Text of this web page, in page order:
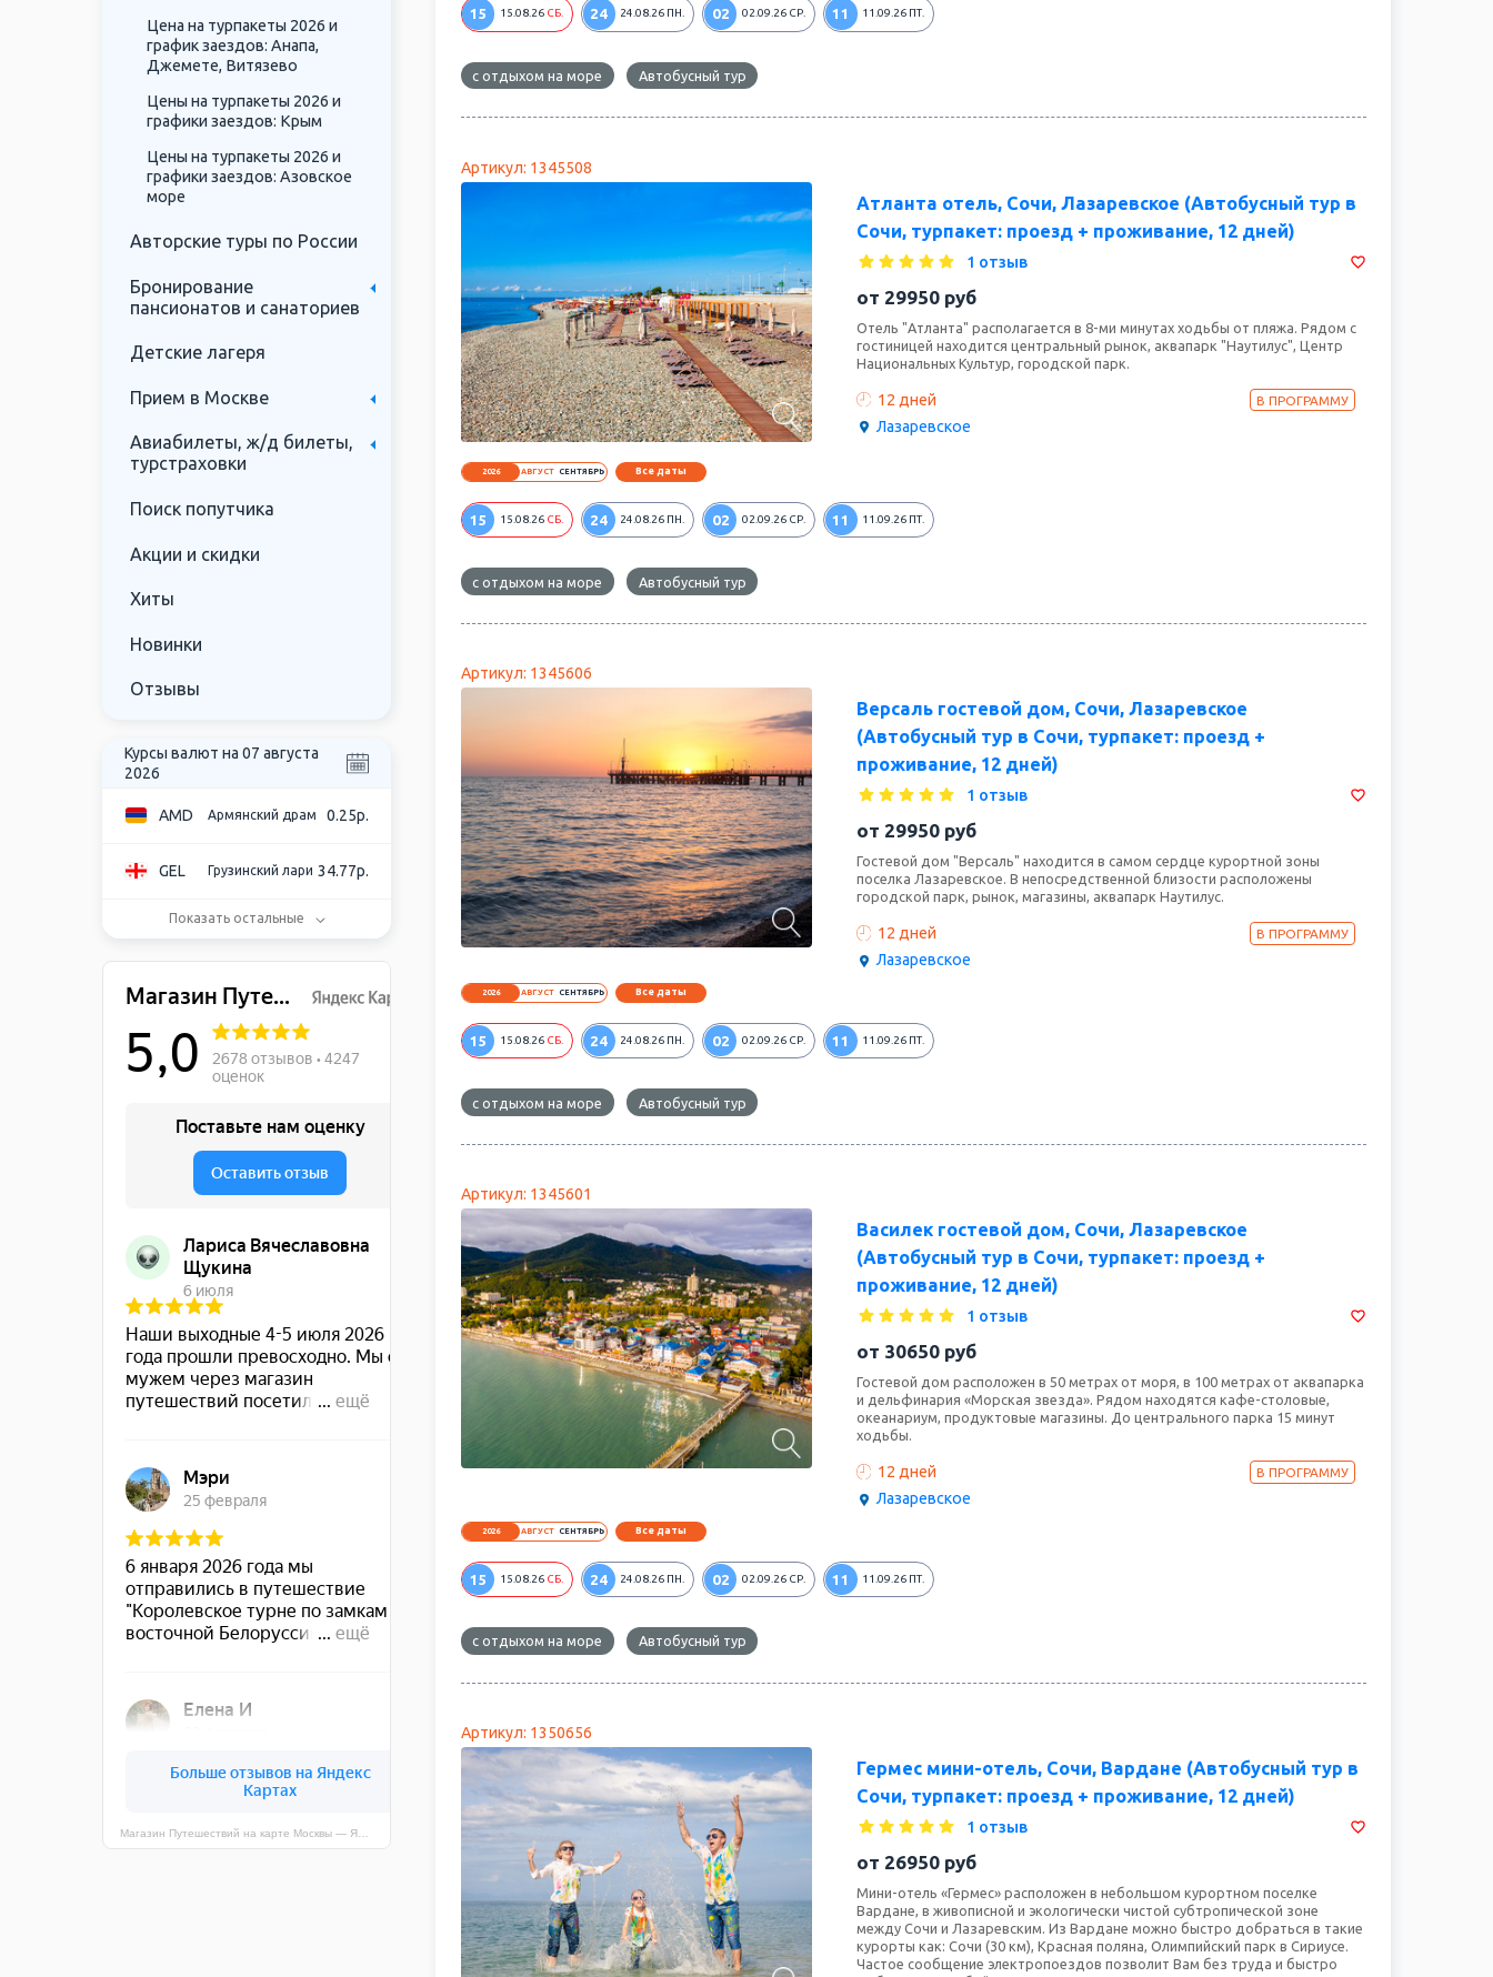
Цена на турпакеты 2026 и
график заездов: Анапа,
Джемете, Витязево
Цены на турпакеты 2026 и
графики заездов: Крым
Цены на турпакеты 2026 и
графики заездов: Азовское
море
Авторские туры по России
Бронирование
пансионатов и санаториев
Детские лагеря
Прием в Москве
Авиабилеты, ж/д билеты,
турстраховки
Поиск попутчика
Акции и скидки
Хиты
Новинки
Отзывы
Курсы валют на 07 августа
2026
AMD Армянский драм 0.25р.
GEL Грузинский лари 34.77р.
USD Доллар США 85.48р.
INR Индийская рупия
Показать остальные
15 15.08.26 СБ. 24 24.08.26 ПН. 02 02.09.26 СР. 11 11.09.26 ПТ.
с отдыхом на море Автобусный тур
Артикул: 1345508
Атланта отель, Сочи, Лазаревское (Автобусный тур в
Сочи, турпакет: проезд + проживание, 12 дней)
1 отзыв
от 29950 руб
Отель "Атланта" располагается в 8-ми минутах ходьбы от пляжа. Рядом с
гостиницей находится центральный рынок, аквапарк "Наутилус", Центр
Национальных Культур, городской парк.
12 дней В ПРОГРАММУ
Лазаревское
2026 АВГУСТ СЕНТЯБРЬ Все даты
15 15.08.26 СБ. 24 24.08.26 ПН. 02 02.09.26 СР. 11 11.09.26 ПТ.
с отдыхом на море Автобусный тур
Артикул: 1345606
Версаль гостевой дом, Сочи, Лазаревское
(Автобусный тур в Сочи, турпакет: проезд +
проживание, 12 дней)
1 отзыв
от 29950 руб
Гостевой дом "Версаль" находится в самом сердце курортной зоны
поселка Лазаревское. В непосредственной близости расположены
городской парк, рынок, магазины, аквапарк Наутилус.
12 дней В ПРОГРАММУ
Лазаревское
2026 АВГУСТ СЕНТЯБРЬ Все даты
15 15.08.26 СБ. 24 24.08.26 ПН. 02 02.09.26 СР. 11 11.09.26 ПТ.
с отдыхом на море Автобусный тур
Артикул: 1345601
Василек гостевой дом, Сочи, Лазаревское
(Автобусный тур в Сочи, турпакет: проезд +
проживание, 12 дней)
1 отзыв
от 30650 руб
Гостевой дом расположен в 50 метрах от моря, в 100 метрах от аквапарка
и дельфинария «Морская звезда». Рядом находятся кафе-столовые,
океанариум, продуктовые магазины. До центрального парка 15 минут
ходьбы.
12 дней В ПРОГРАММУ
Лазаревское
2026 АВГУСТ СЕНТЯБРЬ Все даты
15 15.08.26 СБ. 24 24.08.26 ПН. 02 02.09.26 СР. 11 11.09.26 ПТ.
с отдыхом на море Автобусный тур
Артикул: 1350656
Гермес мини-отель, Сочи, Вардане (Автобусный тур в
Сочи, турпакет: проезд + проживание, 12 дней)
1 отзыв
от 26950 руб
Мини-отель «Гермес» расположен в небольшом курортном поселке
Вардане, в живописной и экологически чистой субтропической зоне
между Сочи и Лазаревским. Из Вардане можно быстро добраться в такие
курорты как: Сочи (30 км), Красная поляна, Олимпийский парк в Сириусе.
Частое сообщение электропоездов позволит Вам без труда и быстро